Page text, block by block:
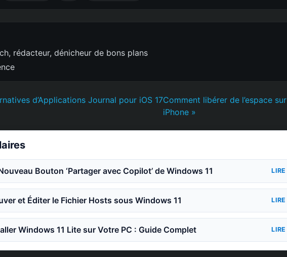
rédacteur, dénicheur de bons plans
d’Applications Journal pour iOS 17Comment libérer de l’espace sur
iPhone »
Bouton ‘Partager avec Copilot’ de Windows 11 LIRE
et Éditer le Fichier Hosts sous Windows 11 LIRE
Windows 11 Lite sur Votre PC : Guide Complet LIRE